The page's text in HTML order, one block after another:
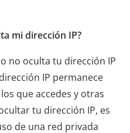
mi dirección IP?
no oculta tu dirección IP
IP permanece
que accedes y otras
tu dirección IP, es
de una red privada